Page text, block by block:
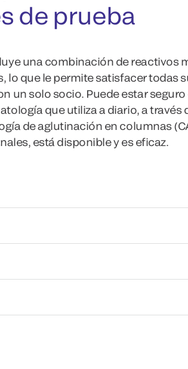
de prueba
una combinación de reactivos
lo que le permite satisfacer todas
un solo socio. Puede estar seguro
que utiliza a diario, a través
de aglutinación en columnas
está disponible y es eficaz.